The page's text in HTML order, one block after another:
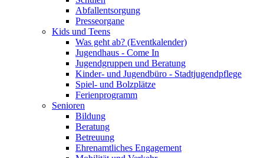
Abfallentsorgung
Presseorgane
Kids und Teens
Was geht ab? (Eventkalender)
Jugendhaus - Come In
Jugendgruppen und Beratung
Kinder- und Jugendbüro - Stadtjugendpflege
Spiel- und Bolzplätze
Ferienprogramm
Senioren
Bildung
Beratung
Betreuung
Ehrenamtliches Engagement